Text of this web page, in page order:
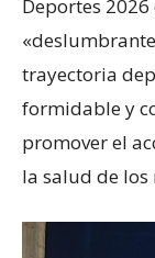
Deportes
trayectoria
formidable y
promover el
la salud de los